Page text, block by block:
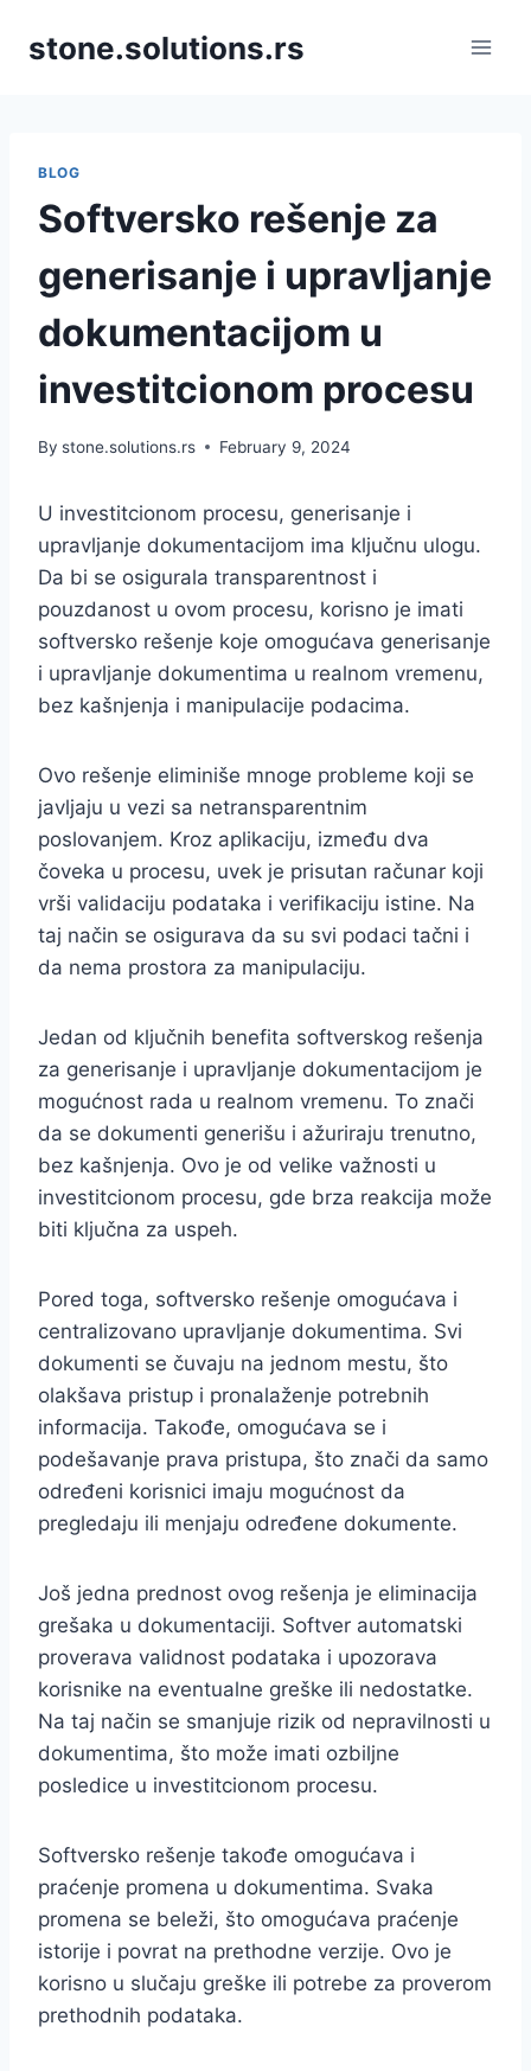
stone.solutions.rs
BLOG
Softversko rešenje za
generisanje i upravljanje
dokumentacijom u
investitcionom procesu
By stone.solutions.rs February 9, 2024
U investitcionom procesu, generisanje i
upravljanje dokumentacijom ima ključnu ulogu.
Da bi se osigurala transparentnost i
pouzdanost u ovom procesu, korisno je imati
softversko rešenje koje omogućava generisanje
i upravljanje dokumentima u realnom vremenu,
bez kašnjenja i manipulacije podacima.
Ovo rešenje eliminiše mnoge probleme koji se
javljaju u vezi sa netransparentnim
poslovanjem. Kroz aplikaciju, između dva
čoveka u procesu, uvek je prisutan računar koji
vrši validaciju podataka i verifikaciju istine. Na
taj način se osigurava da su svi podaci tačni i
da nema prostora za manipulaciju.
Jedan od ključnih benefita softverskog rešenja
za generisanje i upravljanje dokumentacijom je
mogućnost rada u realnom vremenu. To znači
da se dokumenti generišu i ažuriraju trenutno,
bez kašnjenja. Ovo je od velike važnosti u
investitcionom procesu, gde brza reakcija može
biti ključna za uspeh.
Pored toga, softversko rešenje omogućava i
centralizovano upravljanje dokumentima. Svi
dokumenti se čuvaju na jednom mestu, što
olakšava pristup i pronalaženje potrebnih
informacija. Takođe, omogućava se i
podešavanje prava pristupa, što znači da samo
određeni korisnici imaju mogućnost da
pregledaju ili menjaju određene dokumente.
Još jedna prednost ovog rešenja je eliminacija
grešaka u dokumentaciji. Softver automatski
proverava validnost podataka i upozorava
korisnike na eventualne greške ili nedostatke.
Na taj način se smanjuje rizik od nepravilnosti u
dokumentima, što može imati ozbiljne
posledice u investitcionom procesu.
Softversko rešenje takođe omogućava i
praćenje promena u dokumentima. Svaka
promena se beleži, što omogućava praćenje
istorije i povrat na prethodne verzije. Ovo je
korisno u slučaju greške ili potrebe za proverom
prethodnih podataka.